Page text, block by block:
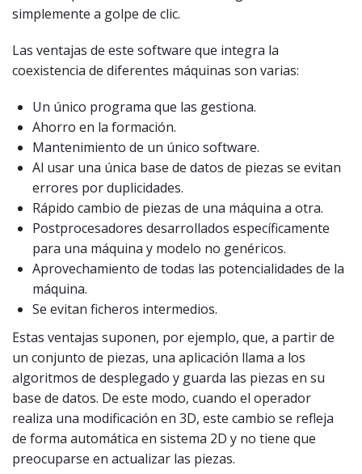
simplemente a golpe de clic.
Las ventajas de este software que integra la
coexistencia de diferentes máquinas son varias:
Un único programa que las gestiona.
Ahorro en la formación.
Mantenimiento de un único software.
Al usar una única base de datos de piezas se evitan
errores por duplicidades.
Rápido cambio de piezas de una máquina a otra.
Postprocesadores desarrollados específicamente
para una máquina y modelo no genéricos.
Aprovechamiento de todas las potencialidades de la
máquina.
Se evitan ficheros intermedios.
Estas ventajas suponen, por ejemplo, que, a partir de
un conjunto de piezas, una aplicación llama a los
algoritmos de desplegado y guarda las piezas en su
base de datos. De este modo, cuando el operador
realiza una modificación en 3D, este cambio se refleja
de forma automática en sistema 2D y no tiene que
preocuparse en actualizar las piezas.